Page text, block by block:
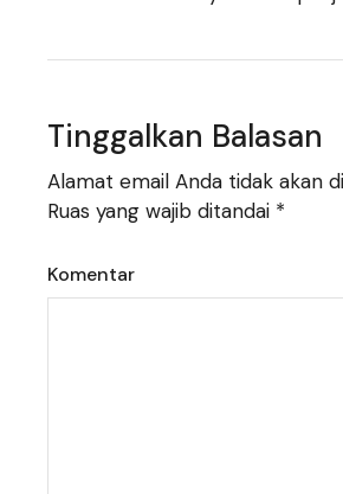
Tinggalkan Balasan
Alamat email Anda tidak akan
Ruas yang wajib ditandai *
Komentar